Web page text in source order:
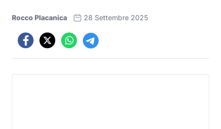
Rocco Placanica 28 Settembre 2025